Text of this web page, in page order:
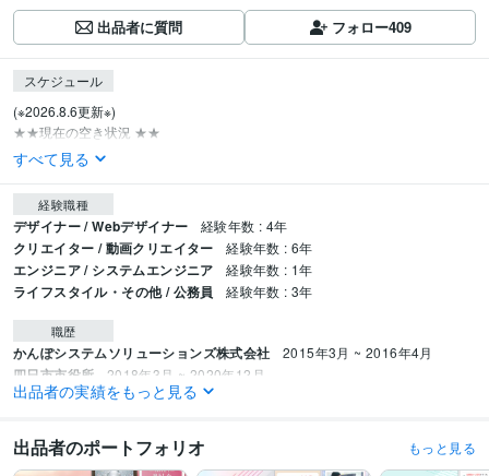
出品者に質問 フォロー409
スケジュール
(※2026.8.6更新※)
★★現在の空き状況 ★★
すべて見る
経験職種
デザイナー / Webデザイナー 経験年数 : 4年
クリエイター / 動画クリエイター 経験年数 : 6年
エンジニア / システムエンジニア 経験年数 : 1年
ライフスタイル・その他 / 公務員 経験年数 : 3年
職歴
かんぽシステムソリューションズ株式会社 2015年3月 ~ 2016年4月
四日市市役所 2018年3月 ~ 2020年12月
フリーランス 2021年1月 ~ 現在
受賞歴
ココナラ　プラチナランク獲得 ココナラ　総販売実績100件達成
ココナラ
出品者の実績をもっと見る
出品者のポートフォリオ もっと見る